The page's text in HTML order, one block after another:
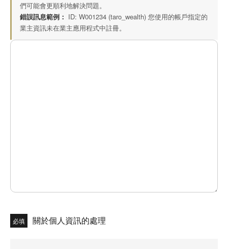
們可能會更順利地解決問題。
錯誤訊息範例： ID: W001234 (taro_wealth) 您使用的帳戶指定的
業主資訊未在業主應用程式中註冊。
必填 關於個人資訊的處理